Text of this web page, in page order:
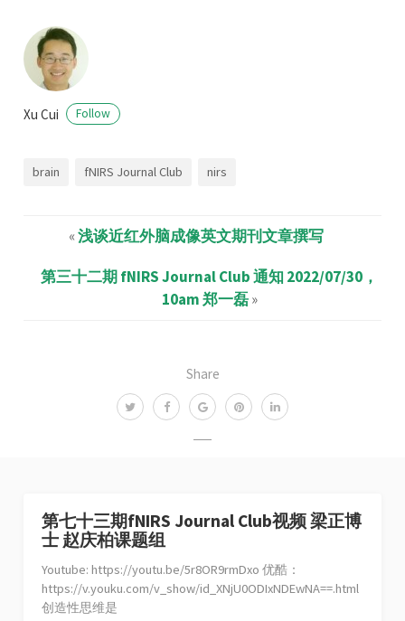
Share
Xu Cui Follow
brain fNIRS Journal Club nirs
«浅谈近红外脑成像英文期刊文章撰写
第三十二期 fNIRS Journal Club 通知 2022/07/30，
10am 郑一磊»
第七十三期fNIRS Journal Club视频 梁正博
士 赵庆柏课题组
Youtube: https://youtu.be/5r8OR9rmDxo 优酷：
https://v.youku.com/v_show/id_XNjU0ODIxNDEwNA==.html
创造性思维是